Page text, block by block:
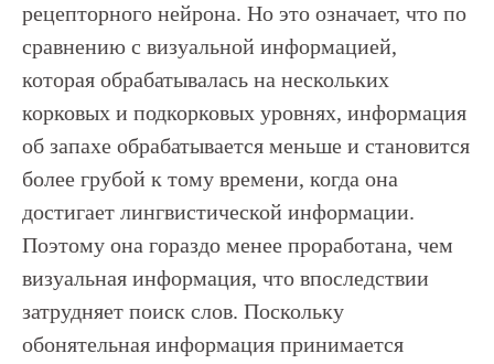
рецепторного нейрона. Но это означает, что по
сравнению с визуальной информацией,
которая обрабатывалась на нескольких
корковых и подкорковых уровнях, информация
об запахе обрабатывается меньше и становится
более грубой к тому времени, когда она
достигает лингвистической информации.
Поэтому она гораздо менее проработана, чем
визуальная информация, что впоследствии
затрудняет поиск слов. Поскольку
обонятельная информация принимается